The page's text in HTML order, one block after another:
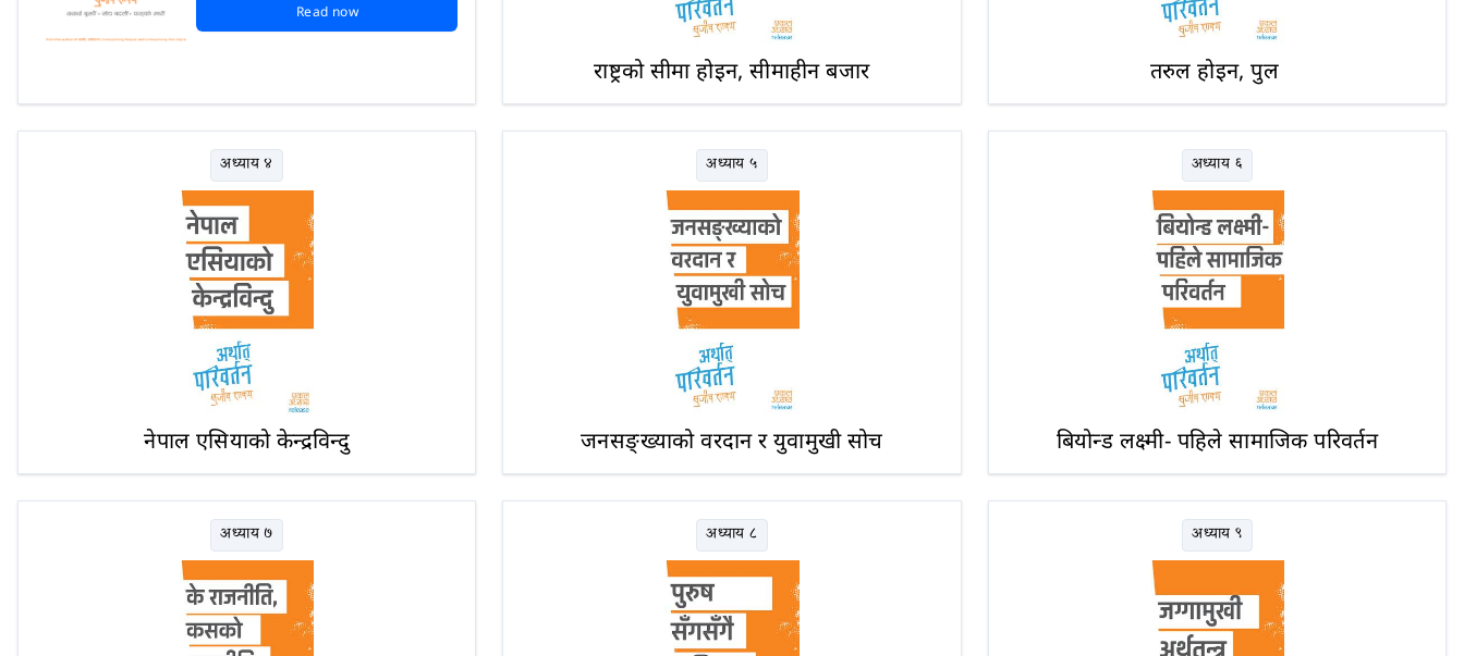
Read now
राष्ट्रको सीमा होइन, सीमाहीन बजार तरुल होइन, पुल
अध्याय ४
नेपाल एसियाको केन्द्रविन्दु
अध्याय ५
जनसङ्ख्याको वरदान र युवामुखी सोच
अध्याय ६
बियोन्ड लक्ष्मी- पहिले सामाजिक परिवर्तन
अध्याय ७ अध्याय ८ अध्याय ९